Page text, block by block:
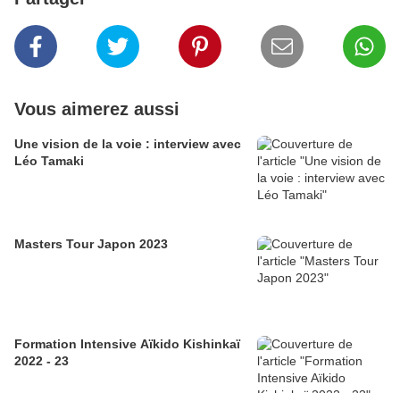
Vous aimerez aussi
Une vision de la voie : interview avec
Léo Tamaki
Masters Tour Japon 2023
Formation Intensive Aïkido Kishinkaï
2022 - 23